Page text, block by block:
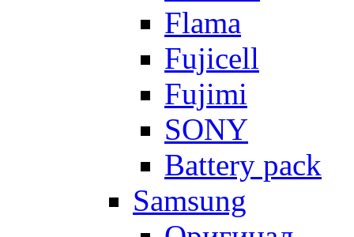
Flama
Fujicell
Fujimi
SONY
Battery pack
Samsung